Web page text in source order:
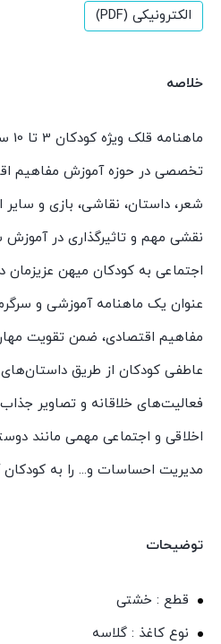
الکترونیکی (PDF)
خلاصه
تخصصی در حوزه آموزش مفاهیم
شعر، داستان، نقاشی، بازی و سایر
نقشی مهم و تاثیرگذاری در
اجتماعی به کودکان میهن
عنوان یک ماهنامه آموزشی و
مفاهیم اقتصادی، ضمن تقویت
عاطفی کودکان از طریق
فعالیت‌های خلاقانه و تصاویر
اخلاقی و اجتماعی مهمی مانند
مدیریت احساسات و... را به
توضیحات
قطع : خشتی
نوع کاغذ : گلاسه